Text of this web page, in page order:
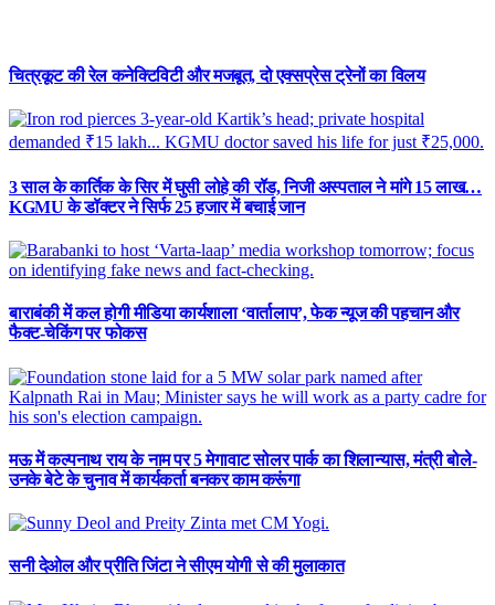
चित्रकूट की रेल कनेक्टिविटी और मजबूत, दो एक्सप्रेस ट्रेनों का विलय
3 साल के कार्तिक के सिर में घुसी लोहे की रॉड, निजी अस्पताल ने मांगे 15 लाख…
KGMU के डॉक्टर ने सिर्फ 25 हजार में बचाई जान
बाराबंकी में कल होगी मीडिया कार्यशाला ‘वार्तालाप’, फेक न्यूज की पहचान और
फैक्ट-चेकिंग पर फोकस
मऊ में कल्पनाथ राय के नाम पर 5 मेगावाट सोलर पार्क का शिलान्यास, मंत्री बोले-
उनके बेटे के चुनाव में कार्यकर्ता बनकर काम करूंगा
सनी देओल और प्रीति जिंटा ने सीएम योगी से की मुलाकात